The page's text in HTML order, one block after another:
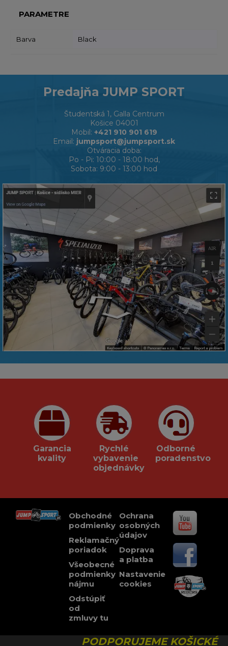
PARAMETRE
Barva Black
Predajňa JUMP SPORT
Študentská 1, Galla Centrum
Košice 04001
Mobil: +421 910 901 619
Email: jumpsport@jumpsport.sk
Otváracia doba:
Po - Pi: 10:00 - 18:00 hod,
Sobota: 9:00 - 13:00 hod
Garancia
kvality
Rychlé
vybavenie
objednávky
Odborné
poradenstvo
Obchodné
podmienky
Reklamačný
poriadok
Všeobecné
podmienky
nájmu
Odstúpiť
od
zmluvy tu
Ochrana
osobných
údajov
Doprava
a platba
Nastavenie
cookies
PODPORUJEME KOŠICKÉ